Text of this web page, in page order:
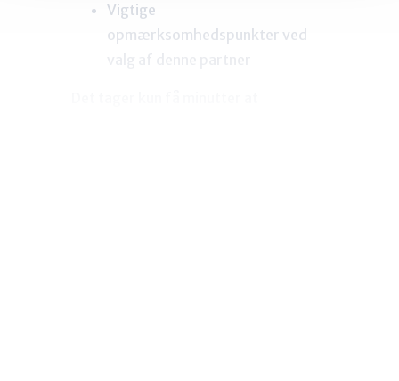
Vigtige
opmærksomhedspunkter ved